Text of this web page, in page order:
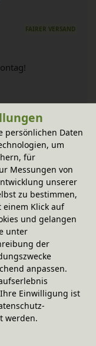
cm
persönlichen Daten
um
für
Messungen von
unserer
zu bestimmen,
einem Klick auf
und gelangen
unter
der
anpassen.
Einwilligung ist
werden.